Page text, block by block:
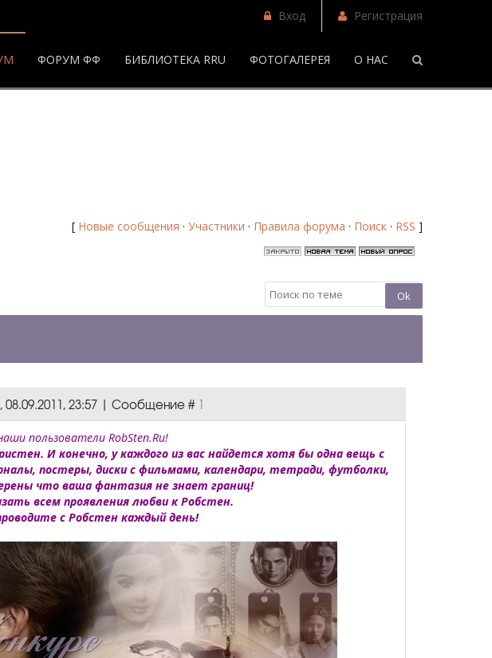
Вход Регистрация
ФОРУМ ФФ БИБЛИОТЕКА RRU ФОТОГАЛЕРЕЯ О НАС
[ Новые сообщения · Участники · Правила форума · Поиск · RSS ]
08.09.2011, 23:57 | Сообщение # 1
пользователи RobSten.Ru!
И конечно, у каждого из вас найдется хотя бы одна вещь с
постеры, диски с фильмами, календари, тетради, футболки,
что ваша фантазия не знает границ!
всем проявления любви к Робстен.
с Робстен каждый день!